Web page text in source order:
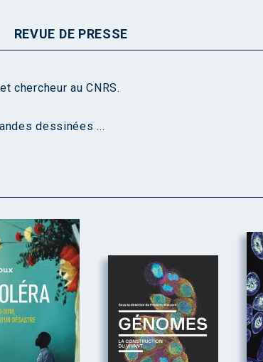
REVUE DE PRESSE
chercheur au CNRS.
dessinées ...